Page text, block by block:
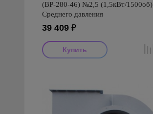
(ВР-280-46) №2,5 (1,5кВт/1500об)
Среднего давления
39 409 ₽